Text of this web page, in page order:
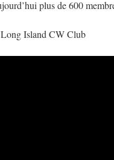
plus de 600
Island CW Club